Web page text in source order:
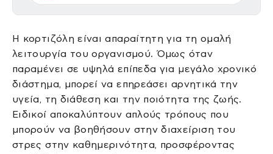
Η κορτιζόλη είναι απαραίτητη για τη ομαλή
λειτουργία του οργανισμού. Όμως όταν
παραμένει σε υψηλά επίπεδα για μεγάλο χρονικό
διάστημα, μπορεί να επηρεάσει αρνητικά την
υγεία, τη διάθεση και την ποιότητα της ζωής.
Ειδικοί αποκαλύπτουν απλούς τρόπους που
μπορούν να βοηθήσουν στην διαχείριση του
στρες στην καθημερινότητα, προσφέροντας